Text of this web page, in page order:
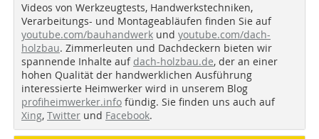
Videos von Werkzeugtests, Handwerkstechniken,
Verarbeitungs- und Montageabläufen finden Sie auf
youtube.com/bauhandwerk und youtube.com/dach-
holzbau. Zimmerleuten und Dachdeckern bieten wir
spannende Inhalte auf dach-holzbau.de, der an einer
hohen Qualität der handwerklichen Ausführung
interessierte Heimwerker wird in unserem Blog
profiheimwerker.info fündig. Sie finden uns auch auf
Xing, Twitter und Facebook.